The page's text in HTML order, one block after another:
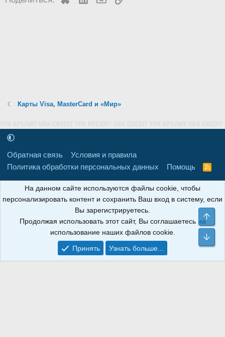
Карты Visa, MasterCard и «Мир»
Обратная связь
Условия и правила
Политика обработки персональных данных
Помощь
R
Свидетельство о регистрации товарного знака № 665857 от
06.08.2018 г. Сайт не является СМИ. Сделано вРунетЛаб – Сайты и
АНОИНФО; ОГРН: 1247700801700; ИНН/КПП:
9709119500/320001001; Юридический адрес: 241030, Брянская
область, г. Брянск, ул. Мира, д. 96, ком. 124
На данном сайте используются файлы cookie, чтобы
персонализировать контент и сохранить Ваш вход в систему, если
Вы зарегистрируетесь.
Продолжая использовать этот сайт, Вы соглашаетесь на
использование наших файлов cookie.
Принять
Узнать больше...